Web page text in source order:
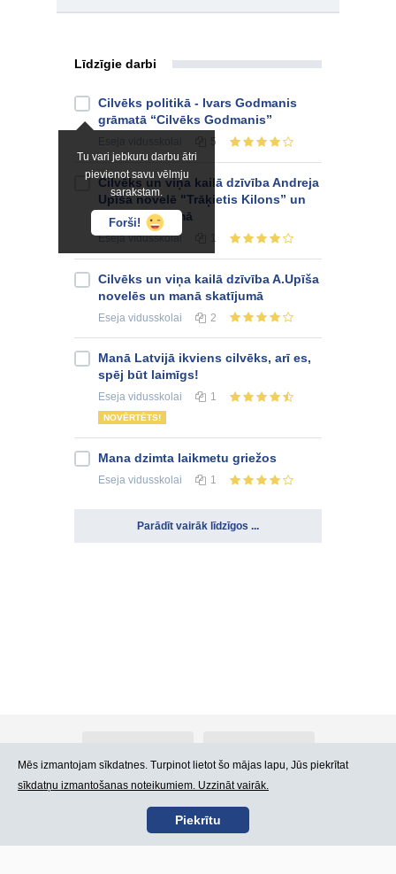
Līdzīgie darbi
Tu vari jebkuru darbu ātri
pievienot savu vēlmju
sarakstam.
Forši!
Cilvēks politikā - Ivars Godmanis
grāmatā “Cilvēks Godmanis”
5
Cilvēks un viņa kailā dzīvība Andreja
Upīša novelē "Trāķietis Kilons” un
manā skatījumā
Esejavidusskolai 1
Cilvēks un viņa kailā dzīvība A.Upīša
novelēs un manā skatījumā
Eseja vidusskolai 2
Manā Latvijā ikviens cilvēks, arī es,
spēj būt laimīgs!
Eseja vidusskolai 1
NOVĒRTĒTS!
Mana dzimta laikmetu griežos
Eseja vidusskolai 1
Parādīt vairāk līdzīgos ...
Kontakti Lietošanas noteikumi
Mēs izmantojam sīkdatnes. Turpinot lietot šo mājas lapu, Jūs piekrītat
sīkdatņu izmantošanas noteikumiem. Uzzināt vairāk.
Piekrītu